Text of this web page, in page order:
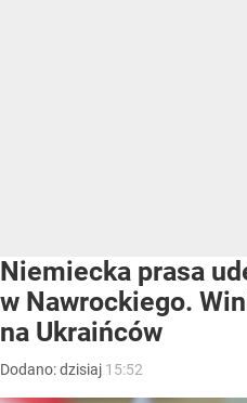
Niemiecka prasa
w Nawrockiego.
na Ukraińców
Dodano:dzisiaj 15:52